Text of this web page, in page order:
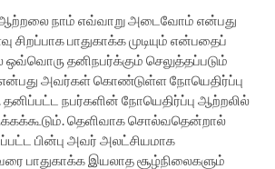
ஆற்றலை நாம் எவ்வாறு அடைவோம் என்பது
பாதுகாக்க முடியும் என்பதைப்
தனிநபர்க்கும் செலுத்தப்படும்
என்பது அவர்கள் கொண்டுள்ள நோயெதிர்ப்பு
நபர்களின் நோயெதிர்ப்பு ஆற்றலில்
தெளிவாக சொல்வதென்றால்
பின்பு அவர் அலட்சியமாக
பாதுகாக்க இயலாத சூழ்நிலைகளும்